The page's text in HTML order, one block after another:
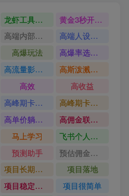
龙虾工具完整部署教学
黄金3秒开头与标题海报玩法六大运营硬核技能高效变现
高端内部魔灵召唤挂G打金
高端人设搭建积累客户信任图文剪辑谈单转化实操教学
高爆玩法
高爆率选题方法
高流量影视片
高斯泼溅与游戏化交互课程
高效
高收益
高峰期卡顿利润被抽干私域直播核心痛点解析
高峰期卡顿利润被抽干
高单价躺賺玩法
高佣金联盟课
马上学习
飞书个人版100G注册教程无需额外扩容
预测助手
预估佣金有2200
项目长期稳定
项目落地
项目稳定落地两年以上
项目很简单